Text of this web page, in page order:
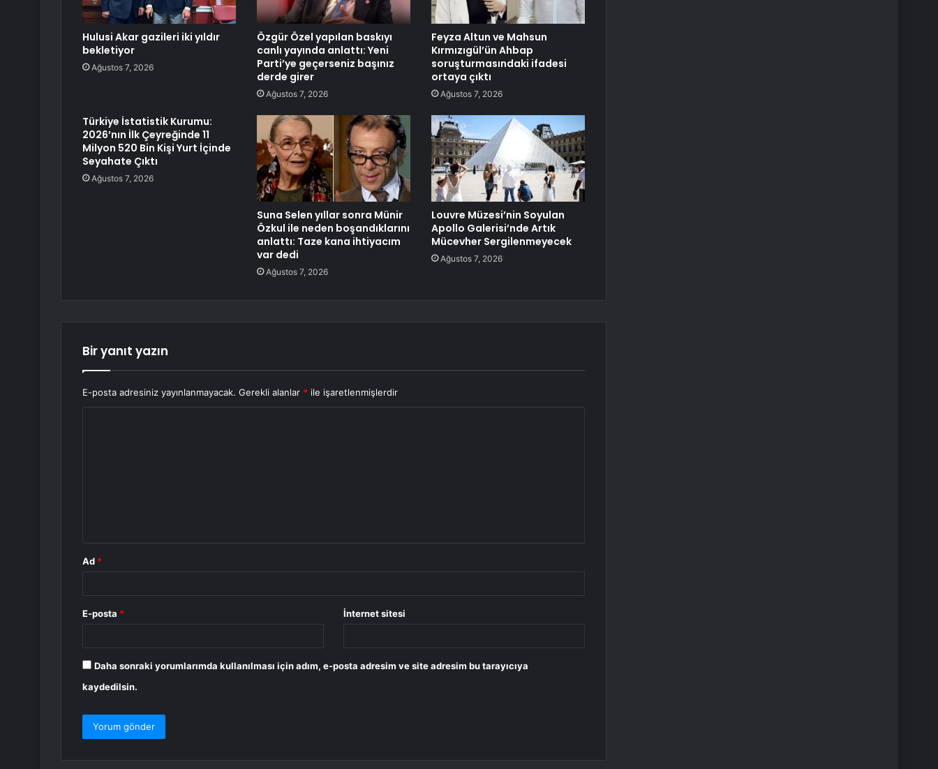
Hulusi Akar gazileri iki yıldır
bekletiyor
Ağustos 7, 2026
Özgür Özel yapılan baskıyı
canlı yayında anlattı: Yeni
Parti’ye geçerseniz başınız
derde girer
Ağustos 7, 2026
Feyza Altun ve Mahsun
Kırmızıgül’ün Ahbap
soruşturmasındaki ifadesi
ortaya çıktı
Ağustos 7, 2026
Türkiye İstatistik Kurumu:
2026’nın İlk Çeyreğinde 11
Milyon 520 Bin Kişi Yurt İçinde
Seyahate Çıktı
Ağustos 7, 2026
Suna Selen yıllar sonra Münir
Özkul ile neden boşandıklarını
anlattı: Taze kana ihtiyacım
var dedi
Ağustos 7, 2026
Louvre Müzesi’nin Soyulan
Apollo Galerisi’nde Artık
Mücevher Sergilenmeyecek
Ağustos 7, 2026
Bir yanıt yazın
E-posta adresiniz yayınlanmayacak. Gerekli alanlar * ile işaretlenmişlerdir
Ad *
E-posta * İnternet sitesi
Daha sonraki yorumlarımda kullanılması için adım, e-posta adresim ve site adresim bu tarayıcıya
kaydedilsin.